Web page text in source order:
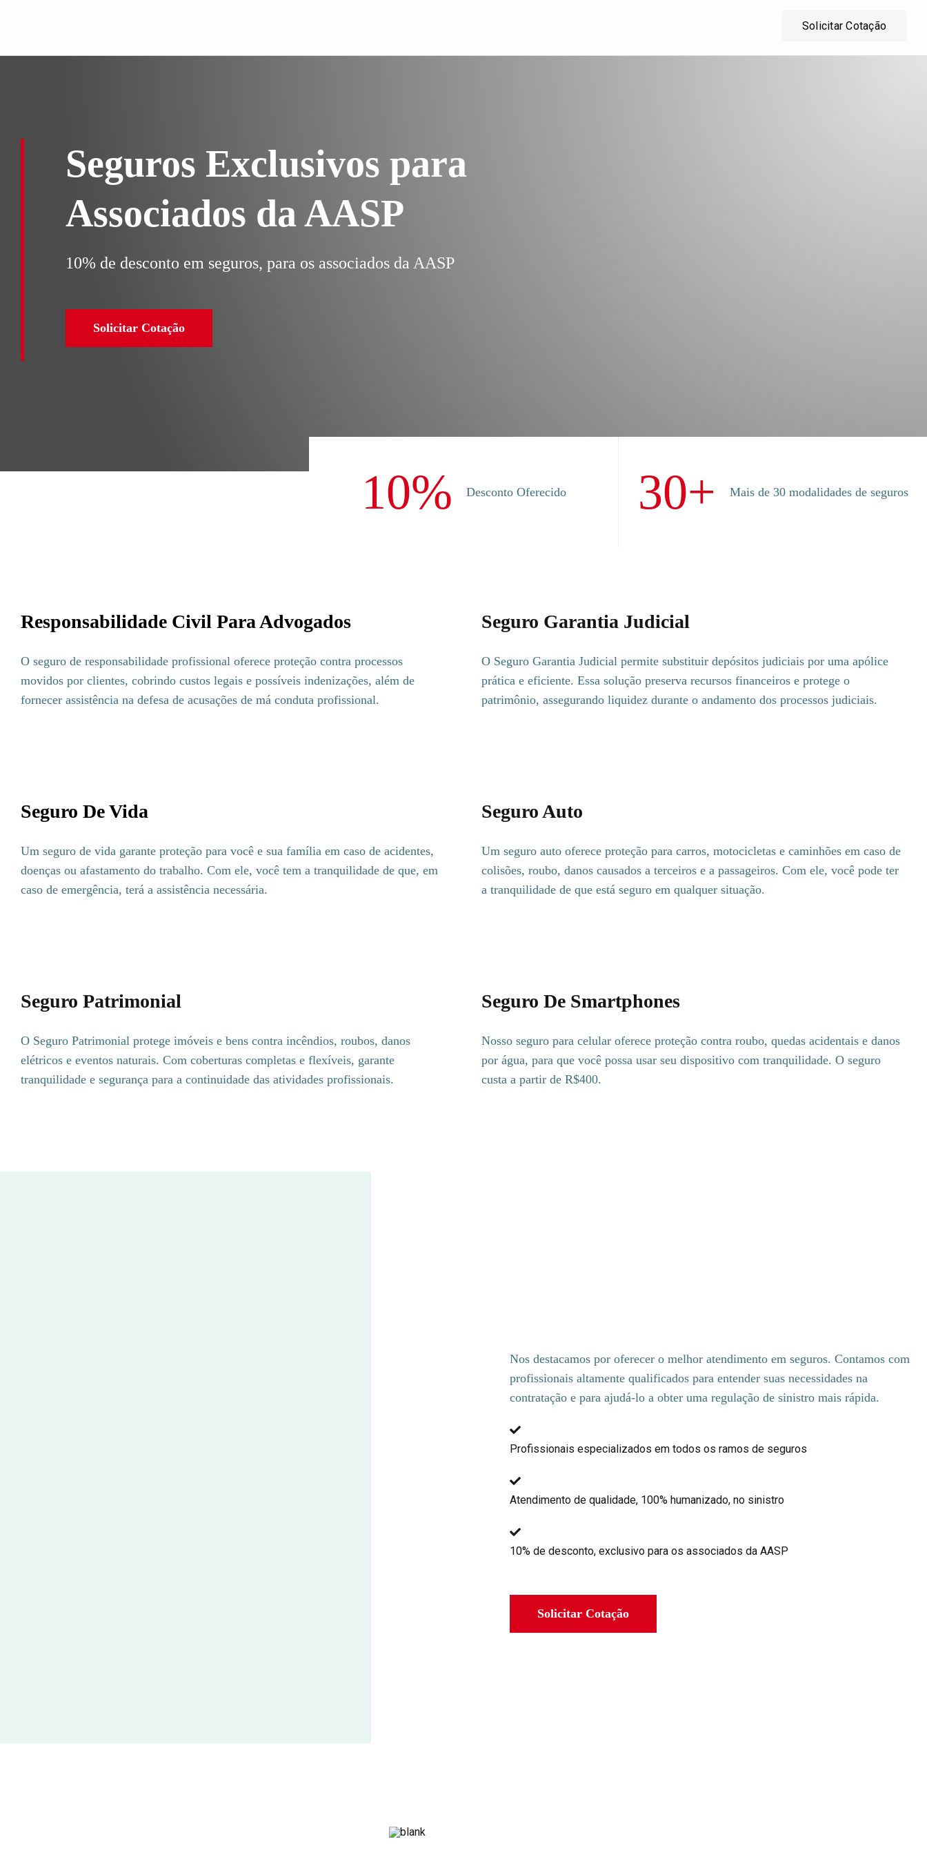
Solicitar Cotação
Seguros Exclusivos para
Associados da AASP
10% de desconto em seguros, para os associados da AASP
Solicitar Cotação
10% Desconto Oferecido 30+ Mais de 30 modalidades de seguros
Responsabilidade Civil Para Advogados
O seguro de responsabilidade profissional oferece proteção contra processos
movidos por clientes, cobrindo custos legais e possíveis indenizações, além de
fornecer assistência na defesa de acusações de má conduta profissional.
Seguro Garantia Judicial
O Seguro Garantia Judicial permite substituir depósitos judiciais por uma apólice
prática e eficiente. Essa solução preserva recursos financeiros e protege o
patrimônio, assegurando liquidez durante o andamento dos processos judiciais.
Seguro De Vida
Um seguro de vida garante proteção para você e sua família em caso de acidentes,
doenças ou afastamento do trabalho. Com ele, você tem a tranquilidade de que, em
caso de emergência, terá a assistência necessária.
Seguro Auto
Um seguro auto oferece proteção para carros, motocicletas e caminhões em caso de
colisões, roubo, danos causados a terceiros e a passageiros. Com ele, você pode ter
a tranquilidade de que está seguro em qualquer situação.
Seguro Patrimonial
O Seguro Patrimonial protege imóveis e bens contra incêndios, roubos, danos
elétricos e eventos naturais. Com coberturas completas e flexíveis, garante
tranquilidade e segurança para a continuidade das atividades profissionais.
Seguro De Smartphones
Nosso seguro para celular oferece proteção contra roubo, quedas acidentais e danos
por água, para que você possa usar seu dispositivo com tranquilidade. O seguro
custa a partir de R$400.
Nos destacamos por oferecer o melhor atendimento em seguros. Contamos com
profissionais altamente qualificados para entender suas necessidades na
contratação e para ajudá-lo a obter uma regulação de sinistro mais rápida.
Profissionais especializados em todos os ramos de seguros
Atendimento de qualidade, 100% humanizado, no sinistro
10% de desconto, exclusivo para os associados da AASP
Solicitar Cotação